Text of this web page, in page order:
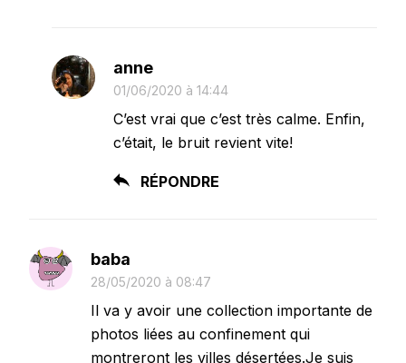
anne
01/06/2020 à 14:44
C’est vrai que c’est très calme. Enfin,
c’était, le bruit revient vite!
RÉPONDRE
baba
28/05/2020 à 08:47
Il va y avoir une collection importante de
photos liées au confinement qui
montreront les villes désertées.Je suis